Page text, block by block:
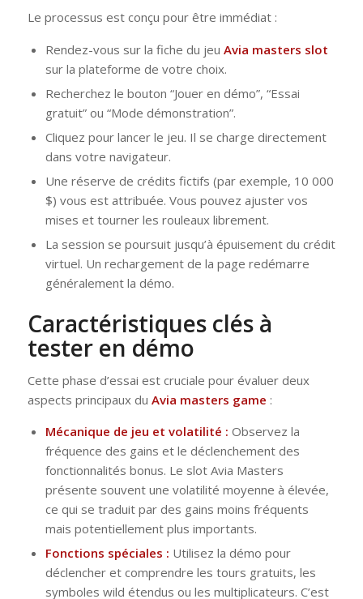
Le processus est conçu pour être immédiat :
Rendez-vous sur la fiche du jeu Avia masters slot
sur la plateforme de votre choix.
Recherchez le bouton “Jouer en démo”, “Essai
gratuit” ou “Mode démonstration”.
Cliquez pour lancer le jeu. Il se charge directement
dans votre navigateur.
Une réserve de crédits fictifs (par exemple, 10 000
$) vous est attribuée. Vous pouvez ajuster vos
mises et tourner les rouleaux librement.
La session se poursuit jusqu’à épuisement du crédit
virtuel. Un rechargement de la page redémarre
généralement la démo.
Caractéristiques clés à
tester en démo
Cette phase d’essai est cruciale pour évaluer deux
aspects principaux du Avia masters game :
Mécanique de jeu et volatilité : Observez la
fréquence des gains et le déclenchement des
fonctionnalités bonus. Le slot Avia Masters
présente souvent une volatilité moyenne à élevée,
ce qui se traduit par des gains moins fréquents
mais potentiellement plus importants.
Fonctions spéciales : Utilisez la démo pour
déclencher et comprendre les tours gratuits, les
symboles wild étendus ou les multiplicateurs. C’est